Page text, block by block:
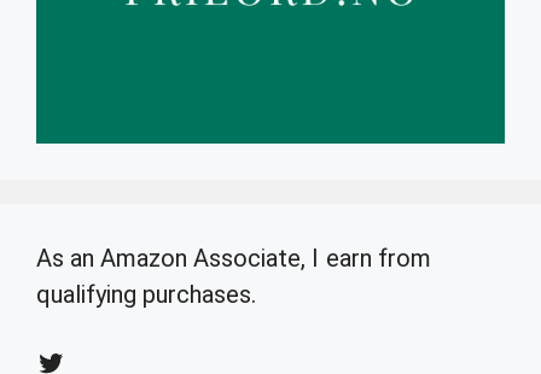
As an Amazon Associate, I earn from
qualifying purchases.
Twitter